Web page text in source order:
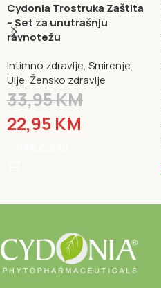
Cydonia Trostruka Zaštita
– Set za unutrašnju
ravnotežu
Intimno zdravlje, Smirenje,
Ulje, Žensko zdravlje
33,95KM
22,95 KM